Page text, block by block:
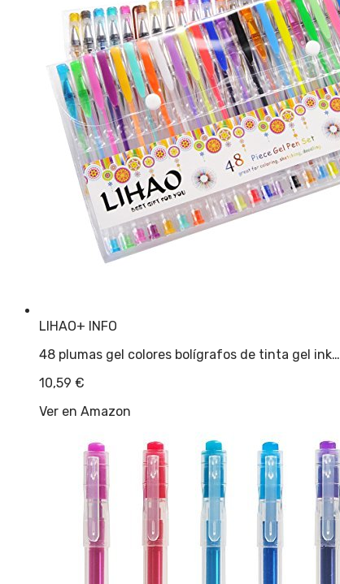
LIHAO+ INFO
48 plumas gel colores bolígrafos de tinta gel ink…
10,59 €
Ver en Amazon